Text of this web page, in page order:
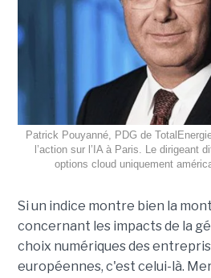
Patrick Pouyanné, PDG de
l’action sur l’IA à Paris. Le dirigeant
options cloud uniquement
Si un indice montre bien la
concernant les impacts de la
choix numériques des
européennes, c'est celui-là.